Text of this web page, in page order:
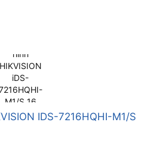
IDS-7216HQHI-M1/S